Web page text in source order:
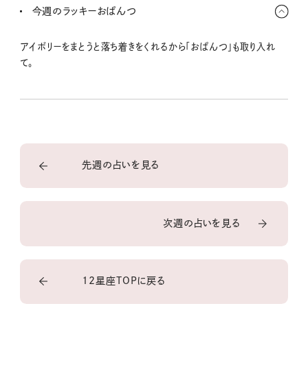
をしっかり磨いていきたいな。好きだった香りをもう一回復活させる
今週のラッキーおぱんつ
アイボリーをまとうと落ち着きをくれるから「おぱんつ」も取り入れ
て。
先週の占いを見る
次週の占いを見る
12星座TOPに戻る